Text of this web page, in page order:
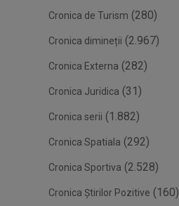
Cronica de Turism (280)
Cronica dimineții (2.967)
Cronica Externa (282)
Cronica Juridica (31)
Cronica serii (1.882)
Cronica Spatiala (292)
Cronica Sportiva (2.528)
Cronica Știrilor Pozitive (160)